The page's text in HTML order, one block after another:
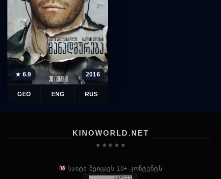
★ 6.9 2016
GEO ENG RUS
KINOWORLD.NET
★ ★ ★ ★ ★
საიტი შეიცავს 18+ კონტენტს